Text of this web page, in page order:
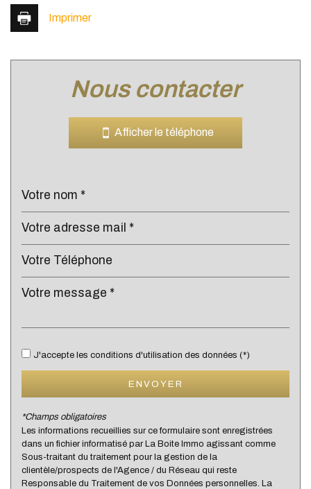
Leaflet |©JawgMaps|© OpenStreetMap
Enseignement supérieur
Lycée
statistiques
Nombre d'habitants
146 282
Imprimer
nous contacter
Afficher le téléphone
J'accepte les conditions d'utilisation des données (*)
ENVOYER
*Champs obligatoires
Les informations recueillies sur ce formulaire sont enregistrées
dans un fichier informatisé par La Boite Immo agissant comme
Sous-traitant du traitement pour la gestion de la
clientèle/prospects de l'Agence / du Réseau qui reste
Responsable du Traitement de vos Données personnelles. La